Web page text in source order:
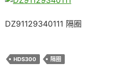
DZ91129340111 隔圈
HDS300 隔圈